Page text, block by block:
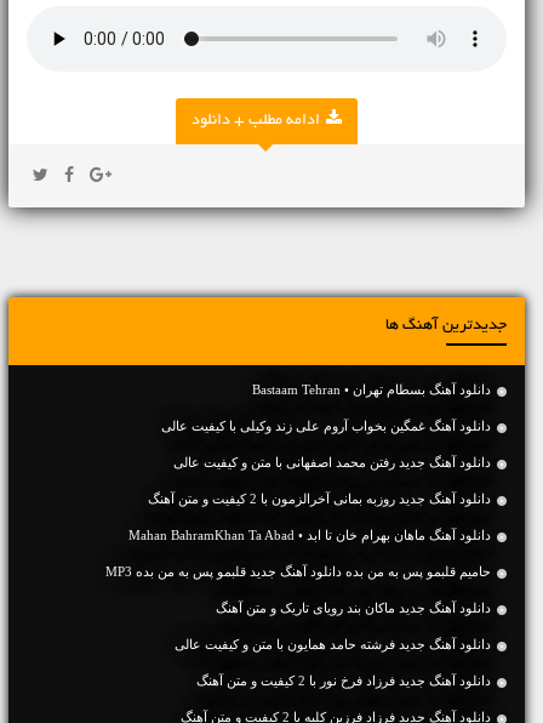
ادامه مطلب + دانلود
جدیدترین آهنگ ها
دانلود آهنگ بسطام تهران • Bastaam Tehran
دانلود آهنگ غمگین بخواب آروم علی زند وکیلی با کیفیت عالی
دانلود آهنگ جديد رفتن محمد اصفهانی با متن و کیفیت عالی
دانلود آهنگ جديد روزبه بمانی آخرالزمون با 2 کیفیت و متن آهنگ
دانلود آهنگ ماهان بهرام خان تا ابد • Mahan BahramKhan Ta Abad
حامیم قلبمو پس به من بده دانلود آهنگ جدید قلبمو پس به من بده MP3
دانلود آهنگ جديد ماکان بند رویای تاریک و متن آهنگ
دانلود آهنگ جديد فرشته حامد همایون با متن و کیفیت عالی
دانلود آهنگ جديد فرزاد فرخ نور با 2 کیفیت و متن آهنگ
دانلود آهنگ جديد فرزاد فرزین کلبه با 2 کیفیت و متن آهنگ